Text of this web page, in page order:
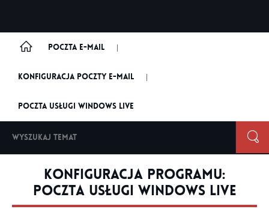
Poczta e-mail |
Konfiguracja poczty e-mail |
Poczta usługi Windows Live
Konfiguracja programu:
Poczta usługi Windows Live